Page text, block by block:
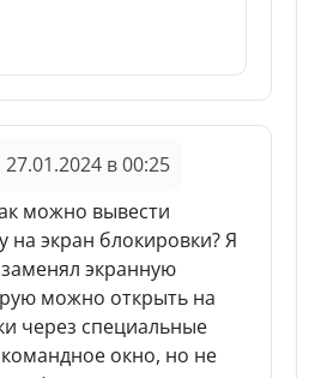
27.01.2024 в 00:25
можно вывести
на экран блокировки? Я
экранную
можно открыть на
через специальные
окно, но не